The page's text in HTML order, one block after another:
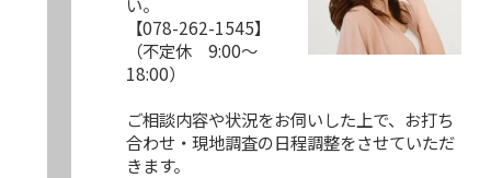
【078-262-1545】
（不定休 9:00～
18:00）
ご相談内容や状況をお伺いした上で、お打ち
合わせ・現地調査の日程調整をさせていただ
きます。